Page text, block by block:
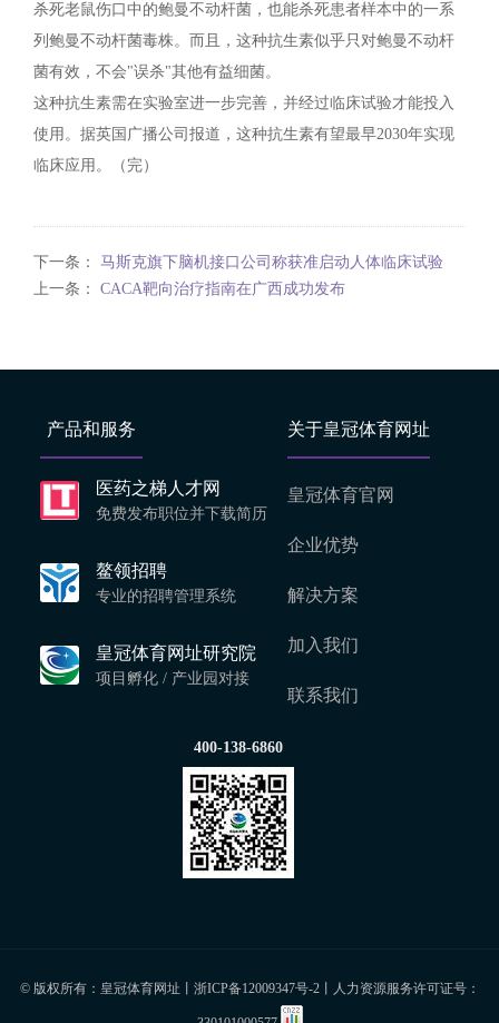
杀死老鼠伤口中的鲍曼不动杆菌，也能杀死患者样本中的一系
列鲍曼不动杆菌毒株。而且，这种抗生素似乎只对鲍曼不动杆
菌有效，不会"误杀"其他有益细菌。
这种抗生素需在实验室进一步完善，并经过临床试验才能投入
使用。据英国广播公司报道，这种抗生素有望最早2030年实现
临床应用。（完）
下一条： 马斯克旗下脑机接口公司称获准启动人体临床试验
上一条： CACA靶向治疗指南在广西成功发布
产品和服务
医药之梯人才网
免费发布职位并下载简历
鳌领招聘
专业的招聘管理系统
皇冠体育网址研究院
项目孵化 / 产业园对接
关于皇冠体育网址
皇冠体育官网
企业优势
解决方案
加入我们
联系我们
400-138-6860
© 版权所有：皇冠体育网址丨 浙ICP备12009347号-2丨人力资源服务许可证号：